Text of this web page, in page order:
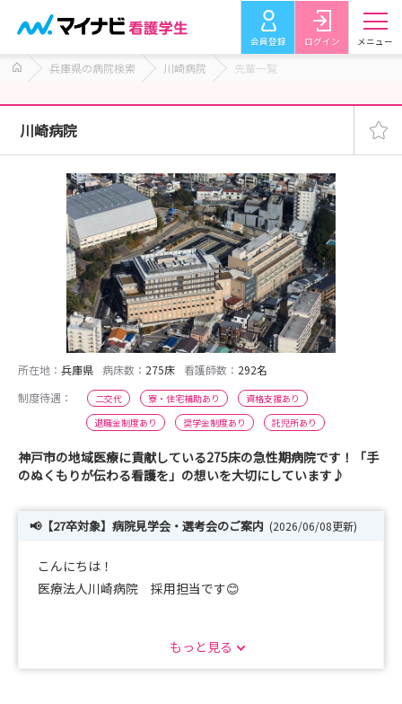
会員登録 ログイン メニュー
兵庫県の病院検索 川崎病院 先輩一覧
川崎病院
所在地： 兵庫県 病床数： 275床 看護師数： 292名
制度待遇：
二交代 寮・住宅補助あり
資格支援あり
退職金制度あり
奨学金制度あり 託児所あり
神戸市の地域医療に貢献している275床の急性期病院です！「手
のぬくもりが伝わる看護を」の想いを大切にしています♪
📢【27卒対象】病院見学会・選考会のご案内 (2026/06/08更新)
こんにちは！
医療法人川崎病院 採用担当です😊
もっと見る